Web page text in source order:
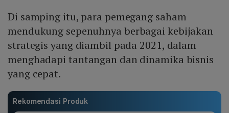
Di samping itu, para pemegang saham
mendukung sepenuhnya berbagai kebijakan
strategis yang diambil pada 2021, dalam
menghadapi tantangan dan dinamika bisnis
yang cepat.
Rekomendasi Produk